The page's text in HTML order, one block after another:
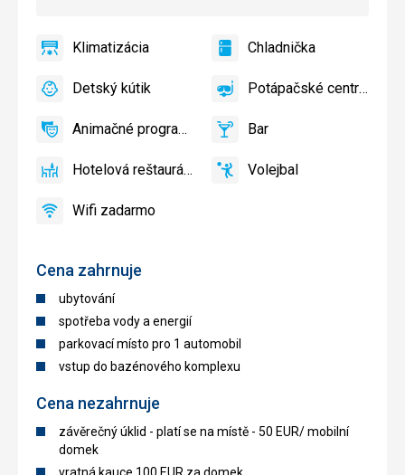
Cena zahrnuje
ubytování
spotřeba vody a energií
parkovací místo pro 1 automobil
vstup do bazénového komplexu
Cena nezahrnuje
závěrečný úklid - platí se na místě - 50 EUR/ mobilní
domek
vratná kauce 100 EUR za domek
Klimatizácia
Klimatizácia
áno Chladnička
Chladnička
áno
Detský
Detské
Detský kútik
áno
Potápačské
Potápačské centrum
áno
Animačné
Animačné programy
áno Bar Bar
áno
Hotelová
Hotelová reštaurácia
áno VolejbalVolejbal
áno
Wifi
Wifi zadarmo
áno